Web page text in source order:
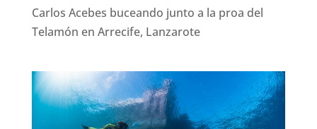
Carlos Acebes buceando junto a la proa del
Telamón en Arrecife, Lanzarote